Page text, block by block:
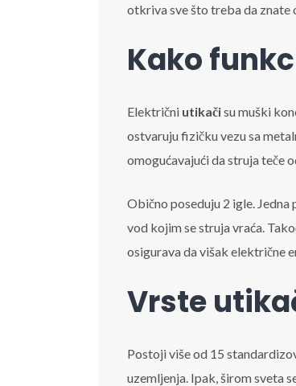
otkriva sve što treba da znate
Kako
Električni utikačisu muški
ostvaruju fizičku vezu sa
omogućavajući da struja teče
Obično poseduju 2 igle.
vod kojim se struja vraća.
osigurava da višak električne
Vrste
Postoji više od 15
uzemljenja. Ipak, širom sveta